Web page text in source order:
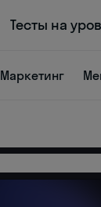
Тесты на
Маркетинг